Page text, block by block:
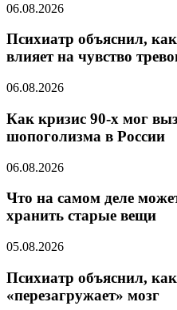
06.08.2026
Психиатр объяснил,
влияет на чувство
06.08.2026
Как кризис 90-х мог
шопоголизма в России
06.08.2026
Что на самом деле
хранить старые вещи
05.08.2026
Психиатр объяснил,
«перезагружает» мозг